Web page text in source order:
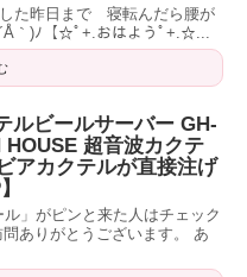
た昨日まで 寝転んだら腰が
｀)ﾉ【☆ﾟ+.おはようﾟ+.☆...
ルビールサーバー GH-
超音波カクテ
アカクテルが直接注げ
」がピンと来た人はチェック
ありがとうございます。 あ